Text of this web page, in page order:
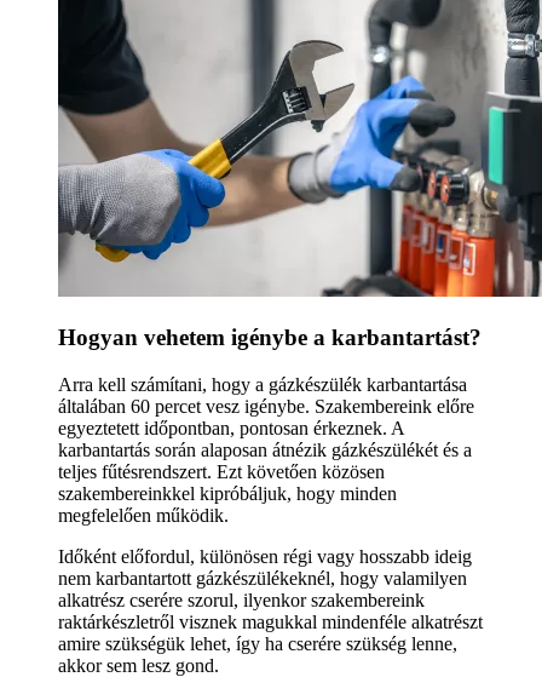
Hogyan vehetem igénybe a karbantartást?
Arra kell számítani, hogy a gázkészülék karbantartása
általában 60 percet vesz igénybe. Szakembereink előre
egyeztetett időpontban, pontosan érkeznek. A
karbantartás során alaposan átnézik gázkészülékét és a
teljes fűtésrendszert. Ezt követően közösen
szakembereinkkel kipróbáljuk, hogy minden
megfelelően működik.
Időként előfordul, különösen régi vagy hosszabb ideig
nem karbantartott gázkészülékeknél, hogy valamilyen
alkatrész cserére szorul, ilyenkor szakembereink
raktárkészletről visznek magukkal mindenféle alkatrészt
amire szükségük lehet, így ha cserére szükség lenne,
akkor sem lesz gond.